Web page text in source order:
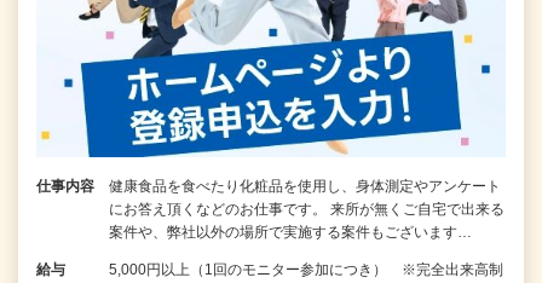
仕事内容
健康食品を食べたり化粧品を使用し、身体測定やアンケート
にお答え頂くなどのお仕事です。 来所が無くご自宅で出来る
案件や、弊社以外の場所で実施する案件もございます…
給与 5,000円以上（1回のモニター参加につき） ※完全出来高制